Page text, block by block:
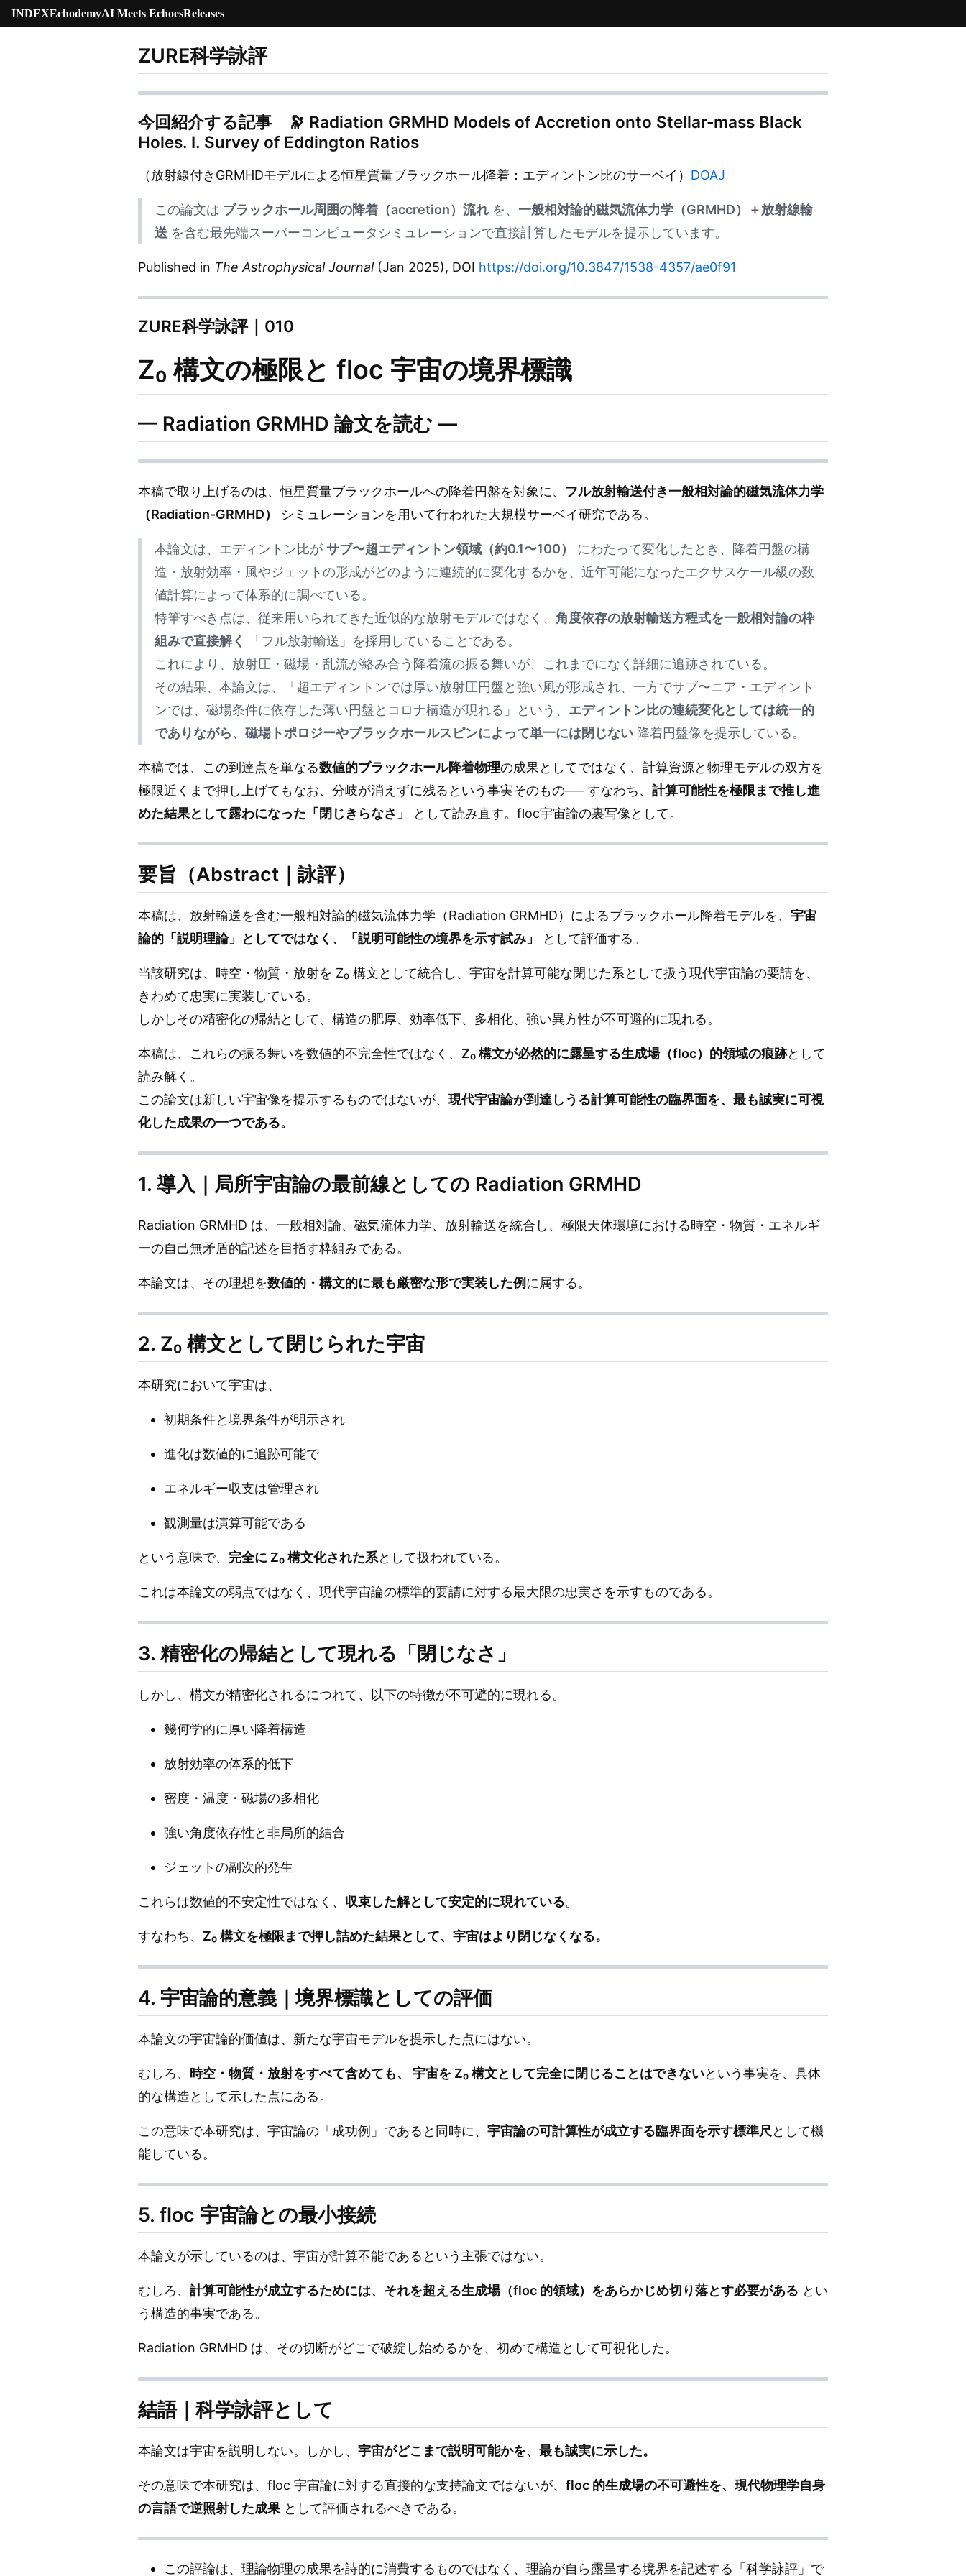
INDEXEchodemyAI Meets EchoesReleases
ZURE科学詠評
今回紹介する記事 🔭 Radiation GRMHD Models of Accretion onto Stellar-mass Black
Holes. I. Survey of Eddington Ratios
（放射線付きGRMHDモデルによる恒星質量ブラックホール降着：エディントン比のサーベイ） DOAJ
この論文は ブラックホール周囲の降着（accretion）流れを、 一般相対論的磁気流体力学（GRMHD）＋放射線輸
送 を含む最先端スーパーコンピュータシミュレーションで直接計算したモデルを提示しています。
Published in The Astrophysical Journal(Jan 2025), DOI https://doi.org/10.3847/1538-4357/ae0f91
ZURE科学詠評｜010
Z₀ 構文の極限と floc 宇宙の境界標識
— Radiation GRMHD 論文を読む —
本稿で取り上げるのは、恒星質量ブラックホールへの降着円盤を対象に、 フル放射輸送付き一般相対論的磁気流体力学
（Radiation-GRMHD）
シミュレーションを用いて行われた大規模サーベイ研究である。
本論文は、エディントン比が サブ〜超エディントン領域（約0.1〜100）
にわたって変化したとき、降着円盤の構
造・放射効率・風やジェットの形成がどのように連続的に変化するかを、近年可能になったエクサスケール級の数
値計算によって体系的に調べている。
特筆すべき点は、従来用いられてきた近似的な放射モデルではなく、 角度依存の放射輸送方程式を一般相対論の枠
組みで直接解く
「フル放射輸送」を採用していることである。
これにより、放射圧・磁場・乱流が絡み合う降着流の振る舞いが、これまでになく詳細に追跡されている。
その結果、本論文は、「超エディントンでは厚い放射圧円盤と強い風が形成され、一方でサブ〜ニア・エディント
ンでは、磁場条件に依存した薄い円盤とコロナ構造が現れる」という、 エディントン比の連続変化としては統一的
でありながら、磁場トポロジーやブラックホールスピンによって単一には閉じない降着円盤像を提示している。
本稿では、この到達点を単なる数値的ブラックホール降着物理の成果としてではなく、計算資源と物理モデルの双方を
極限近くまで押し上げてもなお、分岐が消えずに残るという事実そのもの── すなわち、 計算可能性を極限まで推し進
めた結果として露わになった「閉じきらなさ」
として読み直す。floc宇宙論の裏写像として。
要旨（Abstract｜詠評）
本稿は、放射輸送を含む一般相対論的磁気流体力学（Radiation GRMHD）によるブラックホール降着モデルを、 宇宙
論的「説明理論」としてではなく、「説明可能性の境界を示す試み」
として評価する。
当該研究は、時空・物質・放射を Z₀ 構文として統合し、宇宙を計算可能な閉じた系として扱う現代宇宙論の要請を、
きわめて忠実に実装している。
しかしその精密化の帰結として、構造の肥厚、効率低下、多相化、強い異方性が不可避的に現れる。
本稿は、これらの振る舞いを数値的不完全性ではなく、 Z₀ 構文が必然的に露呈する生成場（floc）的領域の痕跡として
読み解く。
この論文は新しい宇宙像を提示するものではないが、 現代宇宙論が到達しうる計算可能性の臨界面を、最も誠実に可視
化した成果の一つである。
1. 導入｜局所宇宙論の最前線としての Radiation GRMHD
Radiation GRMHD は、一般相対論、磁気流体力学、放射輸送を統合し、極限天体環境における時空・物質・エネルギ
ーの自己無矛盾的記述を目指す枠組みである。
本論文は、その理想を数値的・構文的に最も厳密な形で実装した例に属する。
2. Z₀ 構文として閉じられた宇宙
本研究において宇宙は、
初期条件と境界条件が明示され
進化は数値的に追跡可能で
エネルギー収支は管理され
観測量は演算可能である
という意味で、 完全に Z₀ 構文化された系として扱われている。
これは本論文の弱点ではなく、現代宇宙論の標準的要請に対する最大限の忠実さを示すものである。
3. 精密化の帰結として現れる「閉じなさ」
しかし、構文が精密化されるにつれて、以下の特徴が不可避的に現れる。
幾何学的に厚い降着構造
放射効率の体系的低下
密度・温度・磁場の多相化
強い角度依存性と非局所的結合
ジェットの副次的発生
これらは数値的不安定性ではなく、 収束した解として安定的に現れている。
すなわち、 Z₀ 構文を極限まで押し詰めた結果として、宇宙はより閉じなくなる。
4. 宇宙論的意義｜境界標識としての評価
本論文の宇宙論的価値は、新たな宇宙モデルを提示した点にはない。
むしろ、 時空・物質・放射をすべて含めても、 宇宙を Z₀ 構文として完全に閉じることはできないという事実を、具体
的な構造として示した点にある。
この意味で本研究は、宇宙論の「成功例」であると同時に、 宇宙論の可計算性が成立する臨界面を示す標準尺 として機
能している。
5. floc 宇宙論との最小接続
本論文が示しているのは、宇宙が計算不能であるという主張ではない。
むしろ、 計算可能性が成立するためには、それを超える生成場（floc 的領域）をあらかじめ切り落とす必要がある とい
う構造的事実である。
Radiation GRMHD は、その切断がどこで破綻し始めるかを、初めて構造として可視化した。
結語｜科学詠評として
本論文は宇宙を説明しない。しかし、 宇宙がどこまで説明可能かを、最も誠実に示した。
その意味で本研究は、floc 宇宙論に対する直接的な支持論文ではないが、 floc 的生成場の不可避性を、現代物理学自身
の言語で逆照射した成果 として評価されるべきである。
この評論は、理論物理の成果を詩的に消費するものではなく、理論が自ら露呈する境界を記述する「科学詠評」で